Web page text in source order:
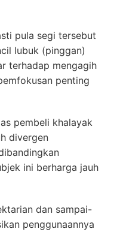
pula segi tersebut
lubuk (pinggan)
terhadap mengagih
penting
pembeli khalayak
divergen
ini berharga jauh
dan sampai-
penggunaannya